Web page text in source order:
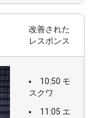
改善された
レスポンス
10:50 モ
スクワ
11:05 エ